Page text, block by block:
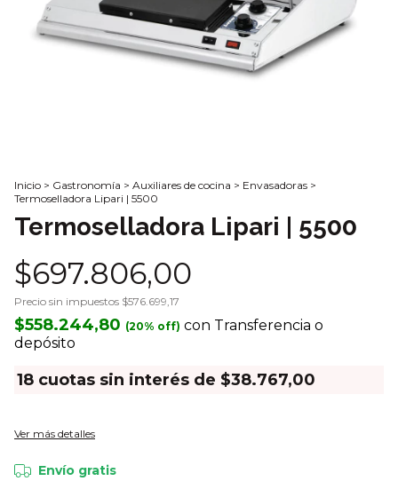
Inicio > Gastronomía > Auxiliares de cocina > Envasadoras >
Termoselladora Lipari | 5500
Termoselladora Lipari | 5500
$697.806,00
Precio sin impuestos $576.699,17
$558.244,80 con Transferencia o
depósito
18 cuotas sin interés de $38.767,00
Ver más detalles
Envío gratis